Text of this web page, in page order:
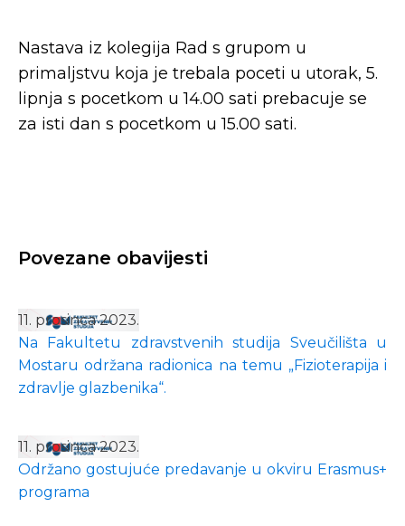
Nastava iz kolegija Rad s grupom u
primaljstvu koja je trebala poceti u utorak, 5.
lipnja s pocetkom u 14.00 sati prebacuje se
za isti dan s pocetkom u 15.00 sati.
Povezane obavijesti
11. prosinca 2023.
Na Fakultetu zdravstvenih studija Sveučilišta u
Mostaru održana radionica na temu „Fizioterapija i
zdravlje glazbenika“.
11. prosinca 2023.
Održano gostujuće predavanje u okviru Erasmus+
programa